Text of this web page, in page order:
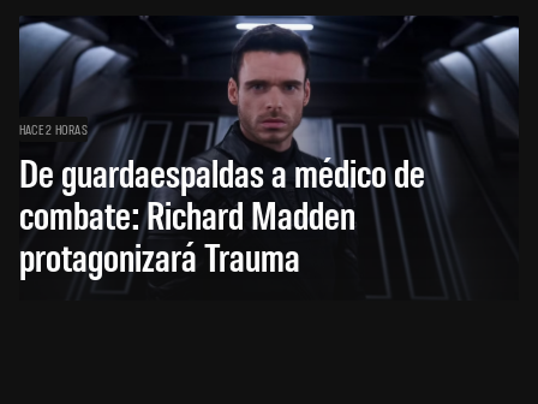
HACE 2 HORAS
De guardaespaldas a médico de
combate: Richard Madden
protagonizará Trauma